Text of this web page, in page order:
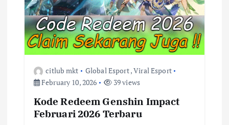
o
n
citlub mkt Global Esport,Viral Esport
February 10, 2026
39 views
Kode Redeem Genshin Impact
Februari 2026 Terbaru